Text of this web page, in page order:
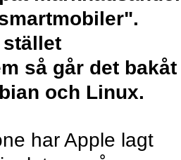
stället
så går det bakåt
och Linux.
har Apple lagt